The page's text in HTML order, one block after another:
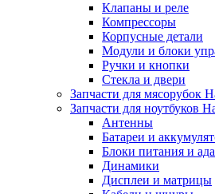
Клапаны и реле
Компрессоры
Корпусные детали
Модули и блоки
Ручки и кнопки
Стекла и двери
Запчасти для мясорубок
Запчасти для ноутбуков
Антенны
Батареи и
Блоки питания и
Динамики
Дисплеи и матрицы